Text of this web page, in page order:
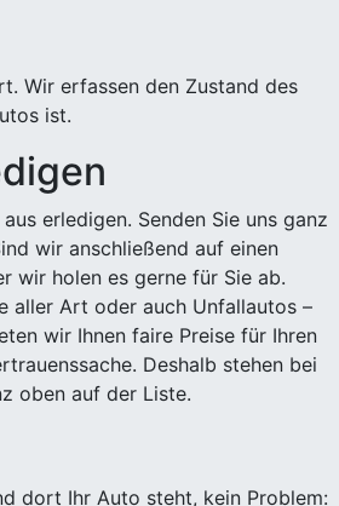
Wir erfassen den Zustand des
ist.
erledigen. Senden Sie uns ganz
wir anschließend auf einen
wir holen es gerne für Sie ab.
aller Art oder auch Unfallautos –
wir Ihnen faire Preise für Ihren
Deshalb stehen bei
oben auf der Liste.
dort Ihr Auto steht, kein Problem: